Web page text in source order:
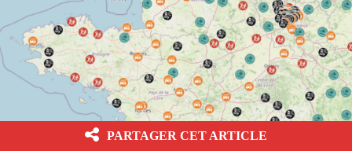
PARTAGER CET ARTICLE